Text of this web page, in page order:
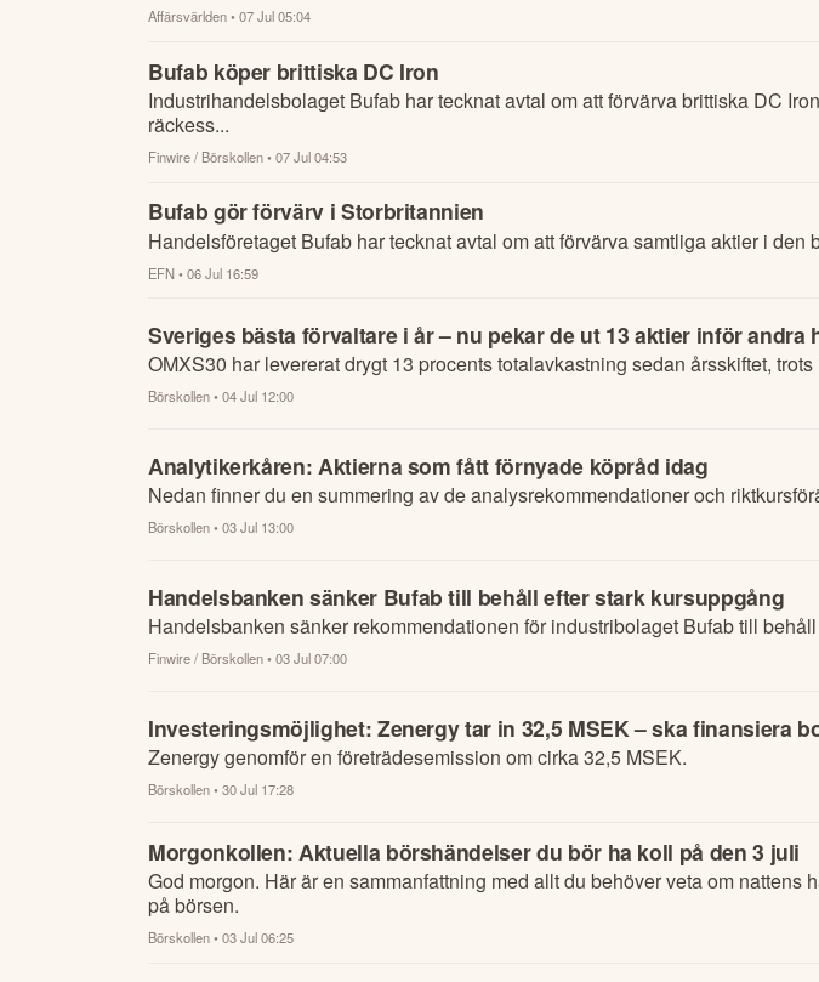
Affärsvärlden• 07 Jul 05:04
Bufab köper brittiska DC Iron
Industrihandelsbolaget Bufab har tecknat avtal om att förvärva brittiska DC
räckess...
Finwire / Börskollen• 07 Jul 04:53
Bufab gör förvärv i Storbritannien
Handelsföretaget Bufab har tecknat avtal om att förvärva samtliga aktier i
EFN• 06 Jul 16:59
Sveriges bästa förvaltare i år – nu pekar de ut 13 aktier inför andra
OMXS30 har levererat drygt 13 procents totalavkastning sedan årsskiftet,
Börskollen• 04 Jul 12:00
Analytikerkåren: Aktierna som fått förnyade köpråd idag
Nedan finner du en summering av de analysrekommendationer och
Börskollen• 03 Jul 13:00
Handelsbanken sänker Bufab till behåll efter stark kursuppgång
Handelsbanken sänker rekommendationen för industribolaget Bufab till
Finwire / Börskollen• 03 Jul 07:00
Investeringsmöjlighet: Zenergy tar in 32,5 MSEK – ska finansiera
Zenergy genomför en företrädesemission om cirka 32,5 MSEK.
Börskollen• 30 Jul 17:28
Morgonkollen: Aktuella börshändelser du bör ha koll på den 3 juli
God morgon. Här är en sammanfattning med allt du behöver veta om
på börsen.
Börskollen• 03 Jul 06:25